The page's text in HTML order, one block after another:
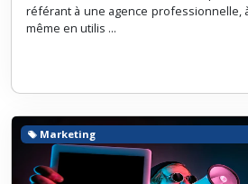
référant à une agence professionnelle,
même en utilis ...
Marketing